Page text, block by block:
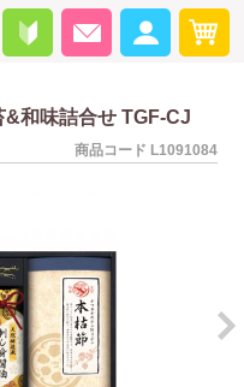
和味詰合せ TGF-CJ
商品コード L1091084